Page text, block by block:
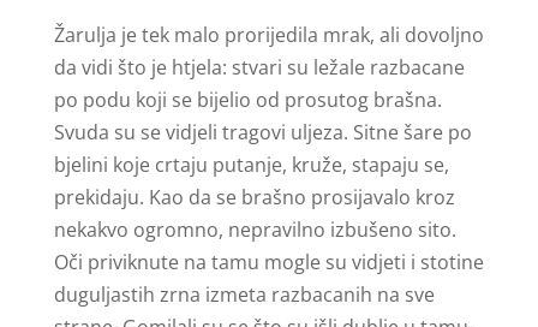
Žarulja je tek malo prorijedila mrak, ali dovoljno
da vidi što je htjela: stvari su ležale razbacane
po podu koji se bijelio od prosutog brašna.
Svuda su se vidjeli tragovi uljeza. Sitne šare po
bjelini koje crtaju putanje, kruže, stapaju se,
prekidaju. Kao da se brašno prosijavalo kroz
nekakvo ogromno, nepravilno izbušeno sito.
Oči priviknute na tamu mogle su vidjeti i stotine
duguljastih zrna izmeta razbacanih na sve